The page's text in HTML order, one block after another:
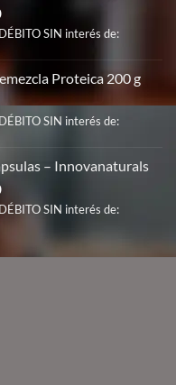
El
precio
$25,471.00.
SIN interés de:
Proteica 200 g
SIN interés de:
– Innovanaturals
El
precio SIN interés de: